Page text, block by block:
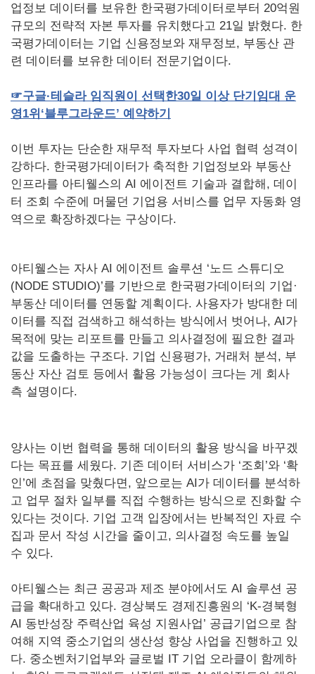
업정보 데이터를 보유한 한국평가데이터로부터 20억원
규모의 전략적 자본 투자를 유치했다고 21일 밝혔다. 한
국평가데이터는 기업 신용정보와 재무정보, 부동산 관
련 데이터를 보유한 데이터 전문기업이다.
☞구글·테슬라 임직원이 선택한30일 이상 단기임대 운
영1위 ‘블루그라운드’ 예약하기
이번 투자는 단순한 재무적 투자보다 사업 협력 성격이
강하다. 한국평가데이터가 축적한 기업정보와 부동산
인프라를 아티웰스의 AI 에이전트 기술과 결합해, 데이
터 조회 수준에 머물던 기업용 서비스를 업무 자동화 영
역으로 확장하겠다는 구상이다.
아티웰스는 자사 AI 에이전트 솔루션 ‘노드 스튜디오
(NODE STUDIO)’를 기반으로 한국평가데이터의 기업·
부동산 데이터를 연동할 계획이다. 사용자가 방대한 데
이터를 직접 검색하고 해석하는 방식에서 벗어나, AI가
목적에 맞는 리포트를 만들고 의사결정에 필요한 결과
값을 도출하는 구조다. 기업 신용평가, 거래처 분석, 부
동산 자산 검토 등에서 활용 가능성이 크다는 게 회사
측 설명이다.
양사는 이번 협력을 통해 데이터의 활용 방식을 바꾸겠
다는 목표를 세웠다. 기존 데이터 서비스가 ‘조회’와 ‘확
인’에 초점을 맞췄다면, 앞으로는 AI가 데이터를 분석하
고 업무 절차 일부를 직접 수행하는 방식으로 진화할 수
있다는 것이다. 기업 고객 입장에서는 반복적인 자료 수
집과 문서 작성 시간을 줄이고, 의사결정 속도를 높일
수 있다.
아티웰스는 최근 공공과 제조 분야에서도 AI 솔루션 공
급을 확대하고 있다. 경상북도 경제진흥원의 ‘K-경북형
AI 동반성장 주력산업 육성 지원사업’ 공급기업으로 참
여해 지역 중소기업의 생산성 향상 사업을 진행하고 있
다. 중소벤처기업부와 글로벌 IT 기업 오라클이 함께하